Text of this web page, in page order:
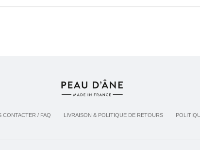
CONTACTER / FAQ LIVRAISON & POLITIQUE DE RETOURS